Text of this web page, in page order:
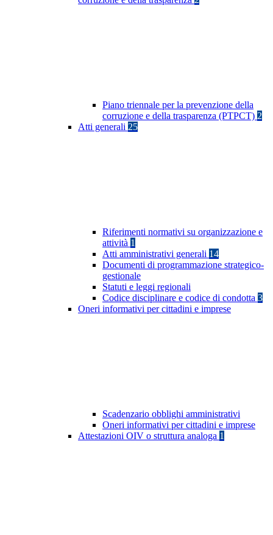
Piano triennale per la prevenzione della
corruzione e della trasparenza (PTPCT) 2
Atti generali 25
Riferimenti normativi su organizzazione e
attività 1
Atti amministrativi generali 14
Documenti di programmazione strategico-
gestionale
Statuti e leggi regionali
Codice disciplinare e codice di condotta 3
Oneri informativi per cittadini e imprese
Scadenzario obblighi amministrativi
Oneri informativi per cittadini e imprese
Attestazioni OIV o struttura analoga 1